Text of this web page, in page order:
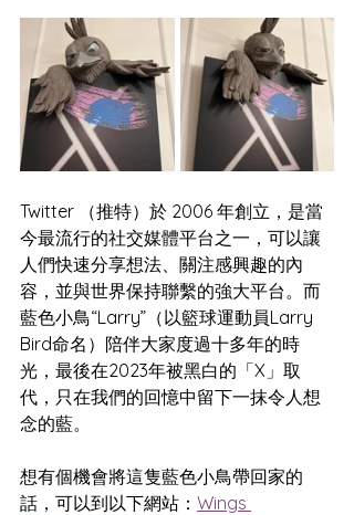
Twitter （推特）於 2006 年創立，是當
今最流行的社交媒體平台之一，可以讓
人們快速分享想法、關注感興趣的內
容，並與世界保持聯繫的強大平台。而
藍色小鳥“Larry”（以籃球運動員Larry
Bird命名）陪伴大家度過十多年的時
光，最後在2023年被黑白的「X」取
代，只在我們的回憶中留下一抹令人想
念的藍。
想有個機會將這隻藍色小鳥帶回家的
話，可以到以下網站： Wings